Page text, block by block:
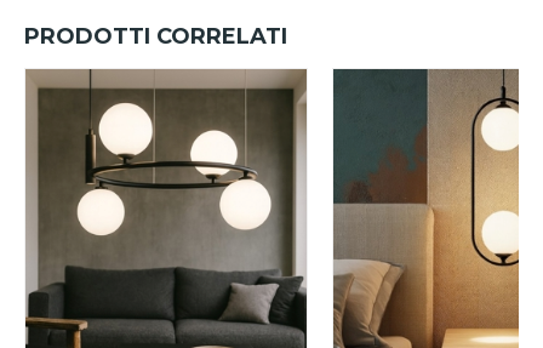
PRODOTTI CORRELATI